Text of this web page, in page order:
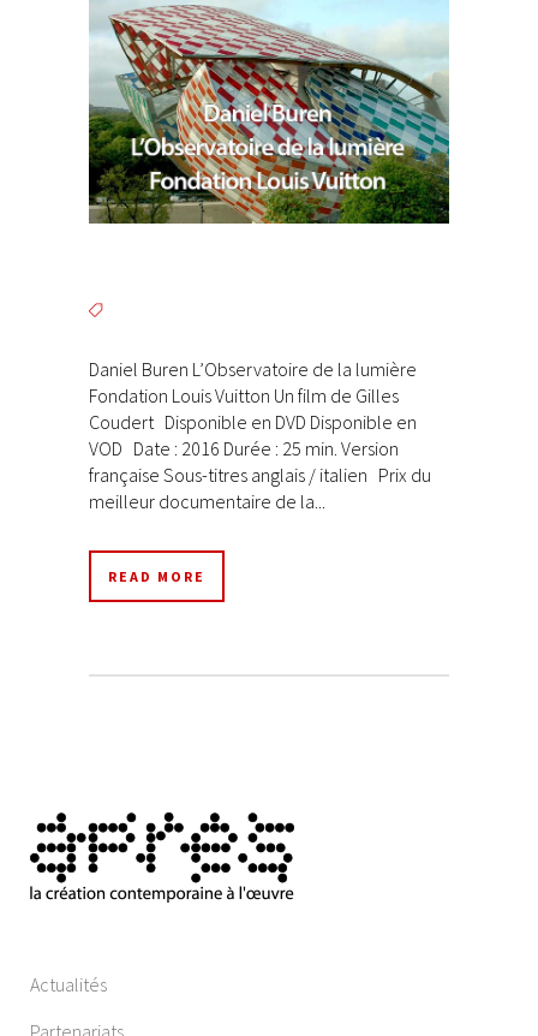
Daniel Buren L’Observatoire de la lumière
Fondation Louis Vuitton Un film de Gilles
Coudert Disponible en DVD Disponible en
VOD Date : 2016 Durée : 25 min. Version
française Sous-titres anglais / italien Prix du
meilleur documentaire de la...
READ MORE
Actualités
Partenariats